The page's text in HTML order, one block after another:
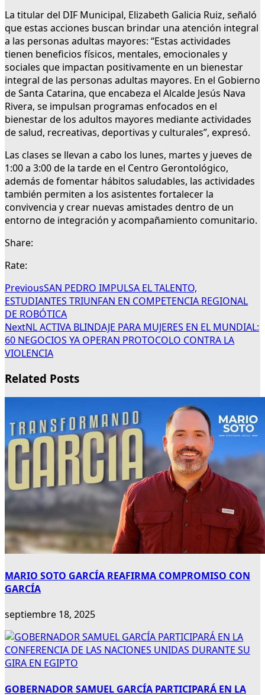
La titular del DIF Municipal, Elizabeth Galicia Ruiz, señaló
que estas acciones buscan brindar una atención integral
a las personas adultas mayores: “Estas actividades
tienen beneficios físicos, mentales, emocionales y
sociales que impactan positivamente en un bienestar
integral de las personas adultas mayores. En el Gobierno
de Santa Catarina, que encabeza el Alcalde Jesús Nava
Rivera, se impulsan programas enfocados en el
bienestar de los adultos mayores mediante actividades
de salud, recreativas, deportivas y culturales”, expresó.
Las clases se llevan a cabo los lunes, martes y jueves de
1:00 a 3:00 de la tarde en el Centro Gerontológico,
además de fomentar hábitos saludables, las actividades
también permiten a los asistentes fortalecer la
convivencia y crear nuevas amistades dentro de un
entorno de integración y acompañamiento comunitario.
Share:
Rate:
PreviousSAN PEDRO IMPULSA EL TALENTO,
ESTUDIANTES TRIUNFAN EN COMPETENCIA REGIONAL
DE ROBÓTICA
NextNL ACTIVA BLINDAJE PARA MUJERES EN EL MUNDIAL:
60 NEGOCIOS YA OPERAN PROTOCOLO CONTRA LA
VIOLENCIA
Related Posts
MARIO SOTO GARCÍA REAFIRMA COMPROMISO CON
GARCÍA
septiembre 18, 2025
GOBERNADOR SAMUEL GARCÍA PARTICIPARÁ EN LA